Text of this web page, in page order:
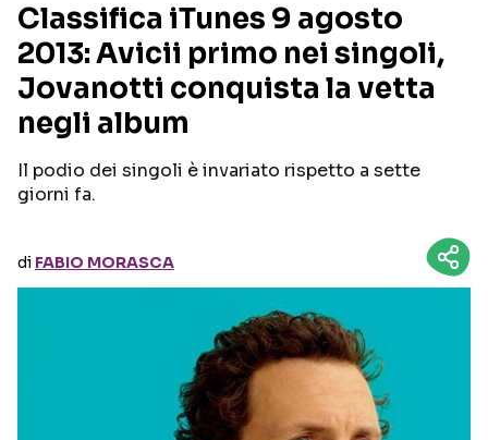
RECENSIONI MUSICALI
INTERVISTE
GOSSIP E CURIOSITÀ
TESTI CANZONI
TOUR ED EVENTI
TALENT SHOW
Seguici sui social
Classifica iTunes 9 agosto
2013: Avicii primo nei singoli,
Jovanotti conquista la vetta
negli album
Il podio dei singoli è invariato rispetto a sette
giorni fa.
di FABIO MORASCA